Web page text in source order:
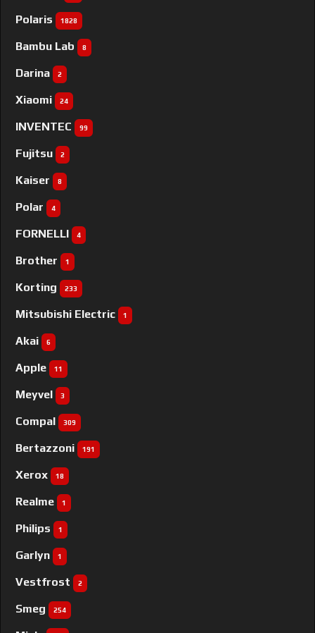
Polaris 1828
Bambu Lab 8
Darina 2
Xiaomi 24
INVENTEC 99
Fujitsu 2
Kaiser 8
Polar 4
FORNELLI 4
Brother 1
Korting 233
Mitsubishi Electric 1
Akai 6
Apple 11
Meyvel 3
Compal 309
Bertazzoni 191
Xerox 18
Realme 1
Philips 1
Garlyn 1
Vestfrost 2
Smeg 254